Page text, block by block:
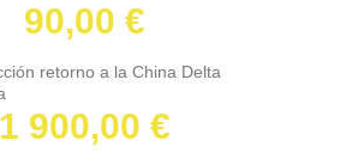
90,00 €
1 900,00 €